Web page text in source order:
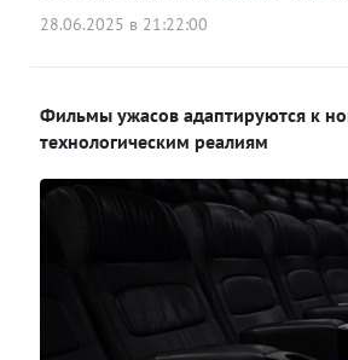
28.06.2025 в 21:22:00
Фильмы ужасов адаптируются к
технологическим реалиям